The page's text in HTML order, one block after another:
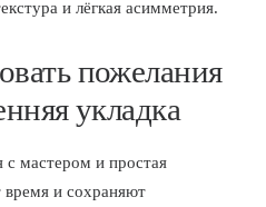
и лёгкая асимметрия.
пожелания
укладка
с мастером и простая
время и сохраняют